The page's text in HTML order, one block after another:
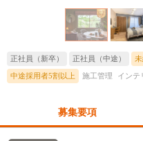
正社員（新卒） 正社員（中途）
中途採用者5割以上 施工管理 インテ
募集要項